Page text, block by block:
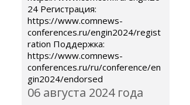
24 Регистрация:
https://www.comnews-
conferences.ru/engin2024/regist
ration Поддержка:
https://www.comnews-
conferences.ru/ru/conference/en
gin2024/endorsed
06 августа 2024 года